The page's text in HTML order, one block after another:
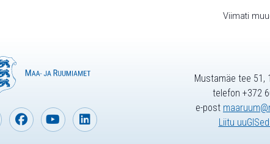
Viimati
Mustamäe tee 51,
telefon +372
e-post
Liitu